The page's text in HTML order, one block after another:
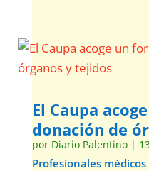
El Caupa
donación de
por Diario Palentino|
Profesionales